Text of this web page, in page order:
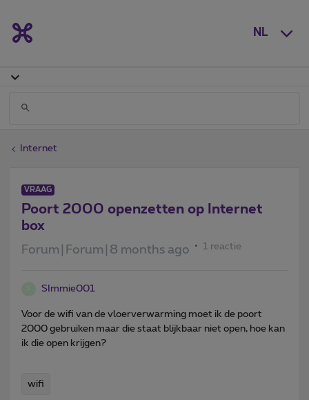
NL
Internet
VRAAG
Poort 2000 openzetten op Internet
box
Forum|Forum|8 months ago 1 reactie
SImmie001
Voor de wifi van de vloerverwarming moet ik de poort
2000 gebruiken maar die staat blijkbaar niet open, hoe kan
ik die open krijgen?
wifi